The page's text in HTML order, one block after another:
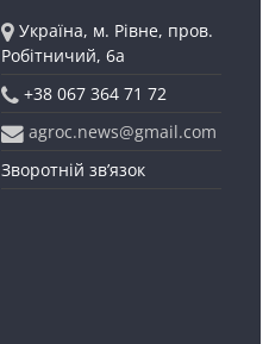
Україна, м. Рівне, пров.
Робітничий, 6а
+38 067 364 71 72
agroc.news@gmail.com
Зворотній зв’язок